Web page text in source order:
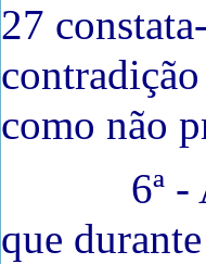
27
como não
6ª - A
que